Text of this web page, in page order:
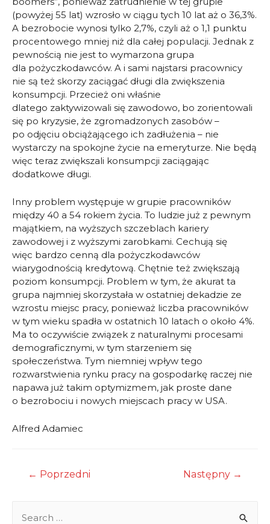
(powyżej 55 lat) wzrosło w ciągu tych 10 lat aż o 36,3%.
A bezrobocie wynosi tylko 2,7%, czyli aż o 1,1 punktu
procentowego mniej niż dla całej populacji. Jednak z
pewnością nie jest to wymarzona grupa
dla pożyczkodawców. A i sami najstarsi pracownicy
nie są też skorzy zaciągać długi dla zwiększenia
konsumpcji. Przecież oni właśnie
dlatego zaktywizowali się zawodowo, bo zorientowali
się po kryzysie, że zgromadzonych zasobów –
po odjęciu obciążającego ich zadłużenia – nie
wystarczy na spokojne życie na emeryturze. Nie będą
więc teraz zwiększali konsumpcji zaciągając
dodatkowe długi.
Inny problem występuje w grupie pracowników
między 40 a 54 rokiem życia. To ludzie już z pewnym
majątkiem, na wyższych szczeblach kariery
zawodowej i z wyższymi zarobkami. Cechują się
więc bardzo cenną dla pożyczkodawców
wiarygodnością kredytową. Chętnie też zwiększają
poziom konsumpcji. Problem w tym, że akurat ta
grupa najmniej skorzystała w ostatniej dekadzie ze
wzrostu miejsc pracy, ponieważ liczba pracowników
w tym wieku spadła w ostatnich 10 latach o około 4%.
Ma to oczywiście związek z naturalnymi procesami
demograficznymi, w tym starzeniem się
społeczeństwa. Tym niemniej wpływ tego
rozwarstwienia rynku pracy na gospodarkę raczej nie
napawa już takim optymizmem, jak proste dane
o bezrobociu i nowych miejscach pracy w USA.
Alfred Adamiec
Nawigacja
← Poprzedni Następny →